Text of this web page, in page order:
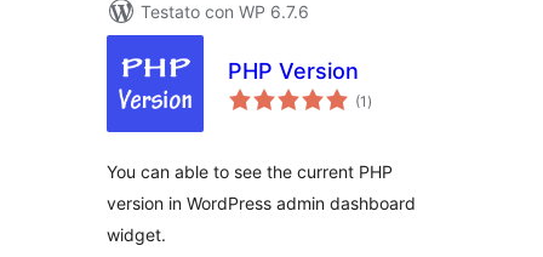
Testato con WP 6.7.6
PHP Version
(1 valutazioni
totali
)
You can able to see the current PHP
version in WordPress admin dashboard
widget.